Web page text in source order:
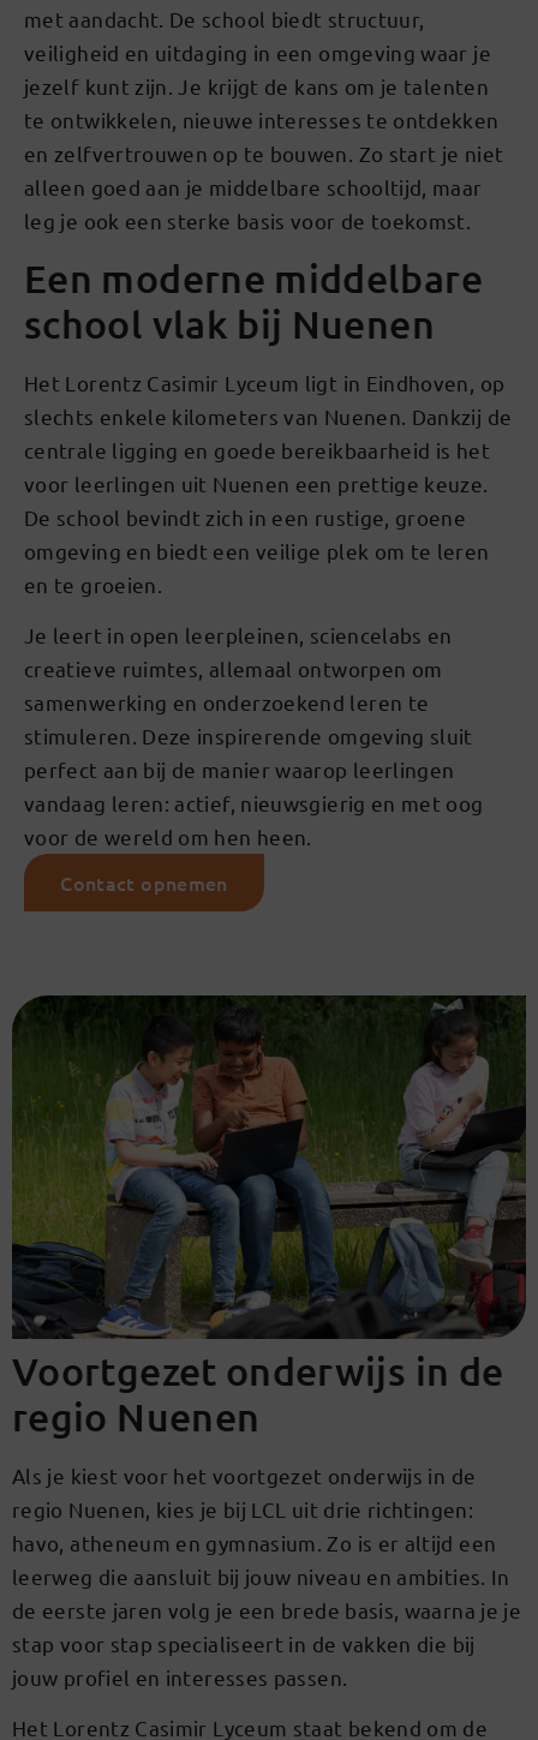
met aandacht. De school biedt structuur,
veiligheid en uitdaging in een omgeving waar je
jezelf kunt zijn. Je krijgt de kans om je talenten
te ontwikkelen, nieuwe interesses te ontdekken
en zelfvertrouwen op te bouwen. Zo start je niet
alleen goed aan je middelbare schooltijd, maar
leg je ook een sterke basis voor de toekomst.
Een moderne middelbare
school vlak bij Nuenen
Het Lorentz Casimir Lyceum ligt in Eindhoven, op
slechts enkele kilometers van Nuenen. Dankzij de
centrale ligging en goede bereikbaarheid is het
voor leerlingen uit Nuenen een prettige keuze.
De school bevindt zich in een rustige, groene
omgeving en biedt een veilige plek om te leren
en te groeien.
Je leert in open leerpleinen, sciencelabs en
creatieve ruimtes, allemaal ontworpen om
samenwerking en onderzoekend leren te
stimuleren. Deze inspirerende omgeving sluit
perfect aan bij de manier waarop leerlingen
vandaag leren: actief, nieuwsgierig en met oog
voor de wereld om hen heen.
Contact opnemen
Voortgezet onderwijs in de
regio Nuenen
Als je kiest voor het voortgezet onderwijs in de
regio Nuenen, kies je bij LCL uit drie richtingen:
havo, atheneum en gymnasium. Zo is er altijd een
leerweg die aansluit bij jouw niveau en ambities. In
de eerste jaren volg je een brede basis, waarna je je
stap voor stap specialiseert in de vakken die bij
jouw profiel en interesses passen.
Het Lorentz Casimir Lyceum staat bekend om de